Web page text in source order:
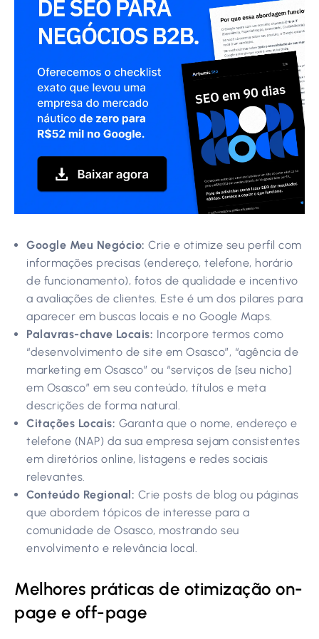
Google Meu Negócio: Crie e otimize seu perfil com
informações precisas (endereço, telefone, horário
de funcionamento), fotos de qualidade e incentivo
a avaliações de clientes. Este é um dos pilares para
aparecer em buscas locais e no Google Maps.
Palavras-chave Locais: Incorpore termos como
“desenvolvimento de site em Osasco”, “agência de
marketing em Osasco” ou “serviços de [seu nicho]
em Osasco” em seu conteúdo, títulos e meta
descrições de forma natural.
Citações Locais: Garanta que o nome, endereço e
telefone (NAP) da sua empresa sejam consistentes
em diretórios online, listagens e redes sociais
relevantes.
Conteúdo Regional: Crie posts de blog ou páginas
que abordem tópicos de interesse para a
comunidade de Osasco, mostrando seu
envolvimento e relevância local.
Melhores práticas de otimização on-
page e off-page